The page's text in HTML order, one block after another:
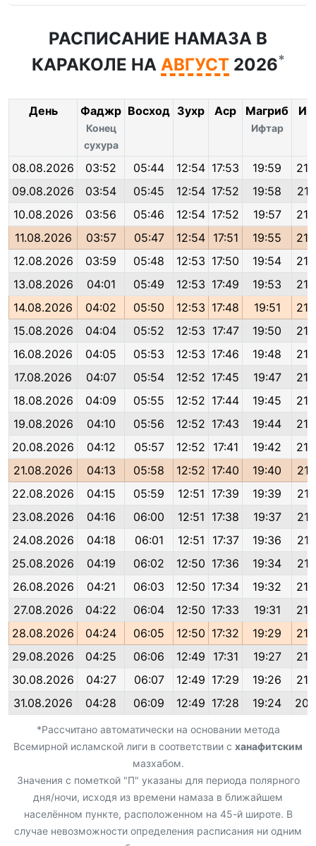
РАСПИСАНИЕ НАМАЗА В
КАРАКОЛЕ НА АВГУСТ 2026*
День Фаджр
Конец
сухура
Восход Зухр Аср Магриб
Ифтар
08.08.2026 03:52 05:44 12:54 17:53 19:59
09.08.2026
03:54 05:45 12:54 17:52 19:58
10.08.2026
03:56 05:46 12:54 17:52 19:57
11.08.2026
03:57 05:47 12:54 17:51 19:55
12.08.2026
03:59 05:48 12:53 17:50 19:54
13.08.2026
04:01 05:49 12:53 17:49 19:53
14.08.2026
04:02 05:50 12:53 17:48 19:51
15.08.2026
04:04 05:52 12:53 17:47 19:50
16.08.2026
04:05 05:53 12:53 17:46 19:48
17.08.2026
04:07 05:54 12:52 17:45 19:47
18.08.2026
04:09 05:55 12:52 17:44 19:45
19.08.2026
04:10 05:56 12:52 17:43 19:44
20.08.2026
04:12 05:57 12:52 17:41 19:42
21.08.2026
04:13 05:58 12:52 17:40 19:40
22.08.2026
04:15 05:59 12:51 17:39 19:39
23.08.2026
04:16 06:00 12:51 17:38 19:37
24.08.2026
04:18 06:01 12:51 17:37 19:36
25.08.2026
04:19 06:02 12:50 17:36 19:34
26.08.2026
04:21 06:03 12:50 17:34 19:32
27.08.2026
04:22 06:04 12:50 17:33 19:31
28.08.2026
04:24 06:05 12:50 17:32 19:29
29.08.2026
04:25 06:06 12:49 17:31 19:27
30.08.2026
04:27 06:07 12:49 17:29 19:26
31.08.2026
04:28 06:09 12:49 17:28 19:24
*Рассчитано автоматически на основании метода
Всемирной исламской лиги в соответствии с ханафитским
мазхабом.
Значения с пометкой "П" указаны для периода полярного
дня/ночи, исходя из времени намаза в ближайшем
населённом пункте, расположенном на 45-й широте. В
случае невозможности определения расписания ни одним